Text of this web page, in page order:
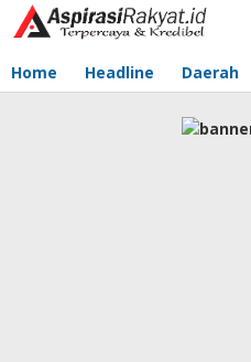
Lewati
ke
Home Headline Daerah